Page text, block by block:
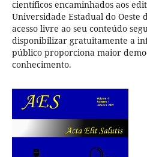
científicos encaminhados aos
Universidade Estadual do Oeste
acesso livre ao seu conteúdo
disponibilizar gratuitamente a
público proporciona maior
conhecimento.